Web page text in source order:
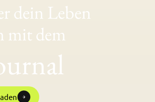
dein Leben
mit dem